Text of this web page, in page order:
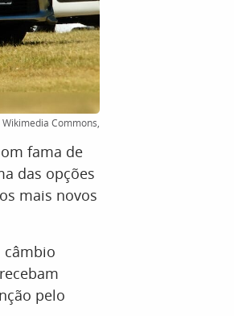
Commons,
fama de
das opções
mais novos
câmbio
pelo